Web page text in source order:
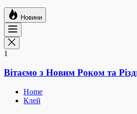
Новини
1
Вітаємо з Новим Роком та
Home
Клей